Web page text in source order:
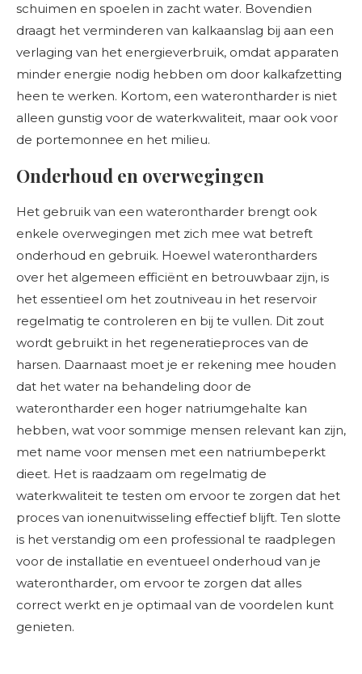
schuimen en spoelen in zacht water. Bovendien
draagt het verminderen van kalkaanslag bij aan een
verlaging van het energieverbruik, omdat apparaten
minder energie nodig hebben om door kalkafzetting
heen te werken. Kortom, een waterontharder is niet
alleen gunstig voor de waterkwaliteit, maar ook voor
de portemonnee en het milieu.
Onderhoud en overwegingen
Het gebruik van een waterontharder brengt ook
enkele overwegingen met zich mee wat betreft
onderhoud en gebruik. Hoewel waterontharders
over het algemeen efficiënt en betrouwbaar zijn, is
het essentieel om het zoutniveau in het reservoir
regelmatig te controleren en bij te vullen. Dit zout
wordt gebruikt in het regeneratieproces van de
harsen. Daarnaast moet je er rekening mee houden
dat het water na behandeling door de
waterontharder een hoger natriumgehalte kan
hebben, wat voor sommige mensen relevant kan zijn,
met name voor mensen met een natriumbeperkt
dieet. Het is raadzaam om regelmatig de
waterkwaliteit te testen om ervoor te zorgen dat het
proces van ionenuitwisseling effectief blijft. Ten slotte
is het verstandig om een professional te raadplegen
voor de installatie en eventueel onderhoud van je
waterontharder, om ervoor te zorgen dat alles
correct werkt en je optimaal van de voordelen kunt
genieten.